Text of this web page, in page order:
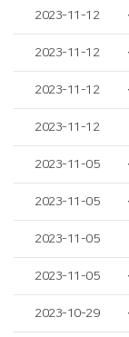
2023-11-12
2023-11-12
2023-11-12
2023-11-12
2023-11-05
2023-11-05
2023-11-05
2023-11-05
2023-10-29